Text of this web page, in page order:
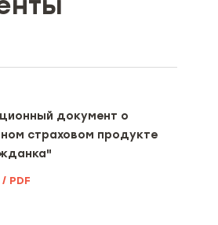
документ о
страховом продукте
PDF